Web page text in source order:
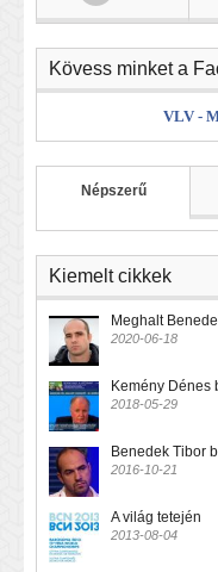
Kövess minket a
VLV -
Népszerű
Kiemelt cikkek
Meghalt
2020-06-18
Kemény Dénes
2018-05-29
Benedek Tibor
2016-10-21
A világ tetején
2013-08-04